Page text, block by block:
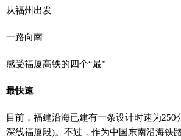
从福州出发
一路向南
感受福厦高铁的四个“最”
最快速
目前，福建沿海已建有一条设计时速为250
深线福厦段)。不过，作为中国东南沿海铁